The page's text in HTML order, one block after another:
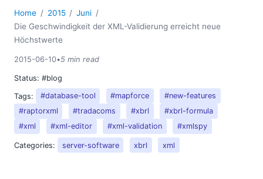
Home 2015
Juni
Die Geschwindigkeit der XML-Validierung erreicht neue
Höchstwerte
2015-06-10•5 min read
Status: #blog
Tags:
#database-tool #mapforce
#new-features
#raptorxml
#tradacoms #xbrl
#xbrl-formula
#xml
#xml-editor #xml-validation #xmlspy
Categories: server-software xbrl xml